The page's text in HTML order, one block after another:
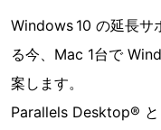
Windows 10 の延長サ
る今、Mac 1台で
案します。
Parallels Desktop® と